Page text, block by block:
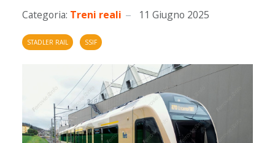
Categoria: Treni reali 11 Giugno 2025
STADLER RAIL SSIF